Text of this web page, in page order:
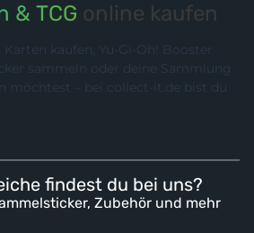
& TCG online kaufen
kaufen, Yu-Gi-Oh! Booster
sammeln oder deine Sammlung
möchtest – bei collect-it.de bist du
findest du bei uns?
Zubehör und mehr